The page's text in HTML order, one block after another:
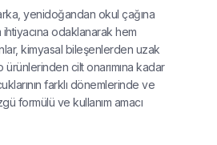
yenidoğandan okul çağına
odaklanarak hem
kimyasal bileşenlerden uzak
cilt onarımına kadar
farklı dönemlerinde ve
formülü ve kullanım amacı